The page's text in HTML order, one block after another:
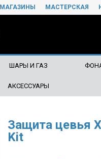
МАГАЗИНЫ МАСТЕРСКАЯ
ШАРЫ И ГАЗ
АКСЕССУАРЫ
Защита цевья
Kit